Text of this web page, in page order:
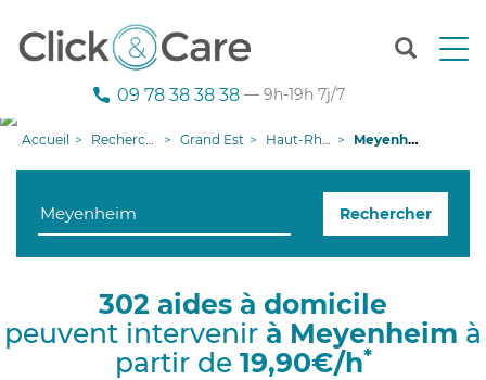
T
n
g
i
09 78 38 38 38 — 9h-19h 7j/7
Accueil Recherche aide à domicile Grand Est Haut-Rhin Meyenheim
Rechercher
302 aides à domicile
peuvent intervenir à Meyenheim à
partir de 19,90€/h*